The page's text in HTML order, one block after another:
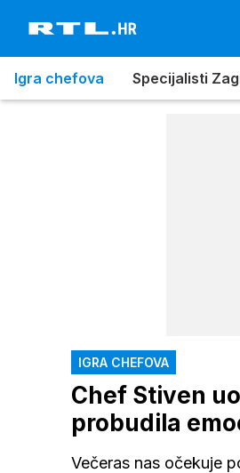
Igra chefova Specijalisti
IGRA CHEFOVA
Chef Stiven
probudila
Večeras nas očekuje